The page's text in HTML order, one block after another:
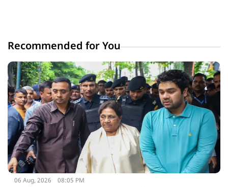
Recommended for You
06 Aug, 2026 08:05 PM